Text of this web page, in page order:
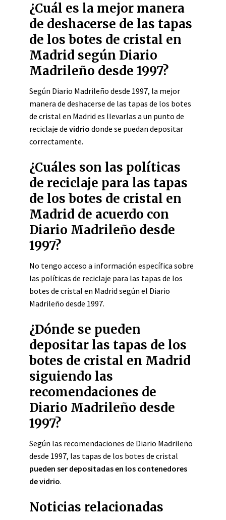
¿Cuál es la mejor manera
de deshacerse de las tapas
de los botes de cristal en
Madrid según Diario
Madrileño desde 1997?
Según Diario Madrileño desde 1997, la mejor
manera de deshacerse de las tapas de los botes
de cristal en Madrid es llevarlas a un punto de
reciclaje de vidrio donde se puedan depositar
correctamente.
¿Cuáles son las políticas
de reciclaje para las tapas
de los botes de cristal en
Madrid de acuerdo con
Diario Madrileño desde
1997?
No tengo acceso a información específica sobre
las políticas de reciclaje para las tapas de los
botes de cristal en Madrid según el Diario
Madrileño desde 1997.
¿Dónde se pueden
depositar las tapas de los
botes de cristal en Madrid
siguiendo las
recomendaciones de
Diario Madrileño desde
1997?
Según las recomendaciones de Diario Madrileño
desde 1997, las tapas de los botes de cristal
pueden ser depositadas en los contenedores
de vidrio.
Noticias relacionadas